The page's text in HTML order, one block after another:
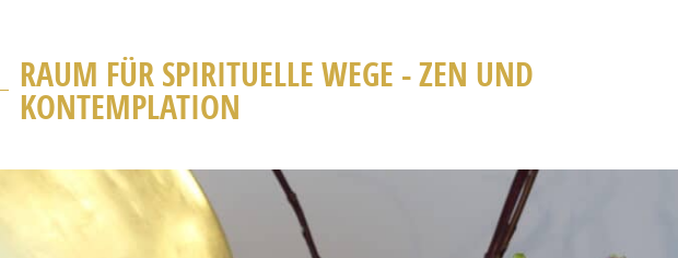
RAUM FÜR SPIRITUELLE WEGE - ZEN UND
KONTEMPLATION